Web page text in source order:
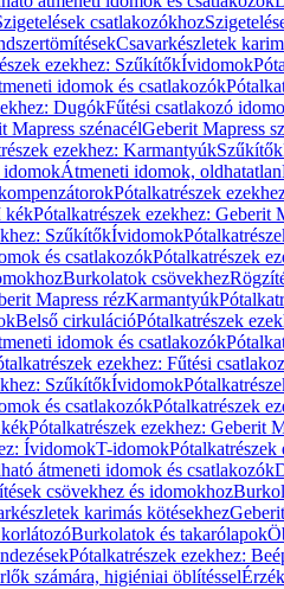
csatlakozókhoz
Csavarkészletek
ezekhez: SzűkítőkÍvidomok
idomok és csatlakozók
DugókFűtési csatlakozó
Mapress szénacélGeberit Mapress
ezekhez: KarmantyúkSzűkítők
idomokÁtmeneti idomok, oldhatatlan
Pótalkatrészek
kékPótalkatrészek ezekhez: Geberit
SzűkítőkÍvidomok
és csatlakozókPótalkatrészek
Burkolatok csövekhez
Mapress rézKarmantyúk
Belső cirkulációPótalkatrészek
idomok és csatlakozók
ezekhez: Fűtési
SzűkítőkÍvidomok
és csatlakozókPótalkatrészek
Pótalkatrészek ezekhez: Geberit
ÍvidomokT-idomok
átmeneti idomok és csatlakozók
csövekhez és idomokhoz
karimás kötésekhez
Burkolatok és takarólapok
Pótalkatrészek ezekhez:
számára, higiéniai öblítéssel